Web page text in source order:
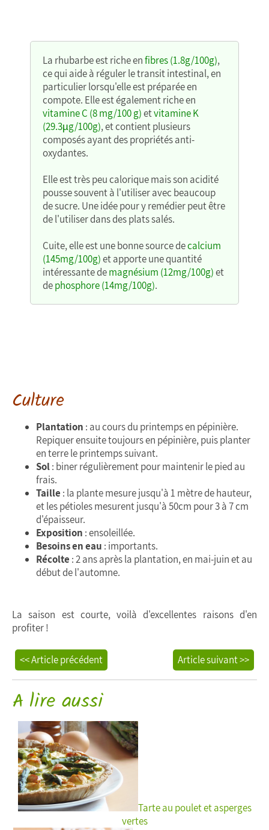
La rhubarbe est riche enfibres (1.8g/100g),
ce qui aide à réguler le transit intestinal, en
particulier lorsqu'elle est préparée en
compote. Elle est également riche en
vitamine C (8 mg/100 g)etvitamine K
(29.3µg/100g), et contient plusieurs
composés ayant des propriétés anti-
oxydantes.
Elle est très peu calorique mais son acidité
pousse souvent à l'utiliser avec beaucoup
de sucre. Une idée pour y remédier peut être
de l'utiliser dans des plats salés.
Cuite, elle est une bonne source decalcium
(145mg/100g)et apporte une quantité
intéressante demagnésium (12mg/100g)et
dephosphore (14mg/100g).
Culture
Plantation : au cours du printemps en pépinière.
Repiquer ensuite toujours en pépinière, puis planter
en terre le printemps suivant.
Sol: biner régulièrement pour maintenir le pied au
frais.
Taille : la plante mesure jusqu'à 1 mètre de hauteur,
et les pétioles mesurent jusqu'à 50cm pour 3 à 7 cm
d'épaisseur.
Exposition : ensoleillée.
Besoins en eau : importants.
Récolte : 2 ans après la plantation, en mai-juin et au
début de l'automne.
La saison est courte, voilà d'excellentes raisons d'en
profiter !
Article suivant >>
<< Article précédent
A lire aussi
Tarte au poulet et asperges
vertes